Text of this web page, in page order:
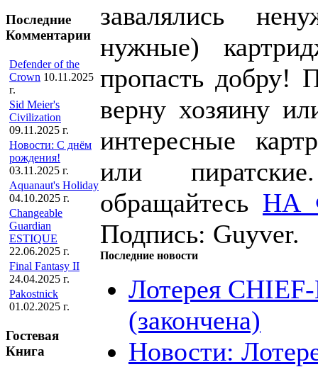
Последние
Комментарии
Defender of the
Crown 10.11.2025
г.
Sid Meier's
Civilization
09.11.2025 г.
Новости: С днём
рождения!
03.11.2025 г.
Aquanaut's Holiday
04.10.2025 г.
Changeable
Guardian
ESTIQUE
22.06.2025 г.
Final Fantasy II
24.04.2025 г.
Pakostnick
01.02.2025 г.
Гостевая
Книга
завалялись
нужные)
пропасть добру!
верну хозяину
интересные
или
обращайтесь НА
Подпись: Guyver.
Последние новости
Лотерея
(закончена)
Новости: